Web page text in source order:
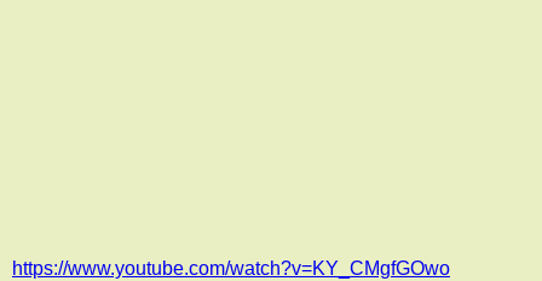
https://www.youtube.com/watch?v=KY_CMgfGOwo